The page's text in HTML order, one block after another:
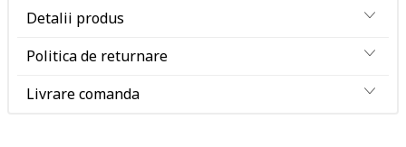
Detalii produs
Politica de returnare
Livrare comanda